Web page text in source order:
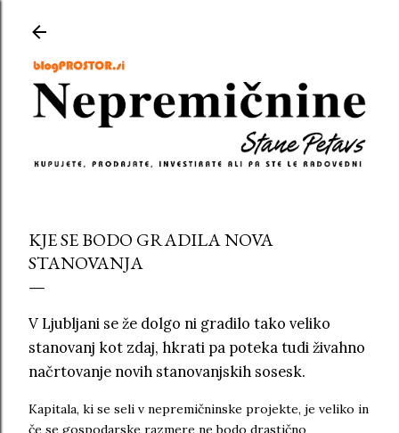
KJE SE BODO GRADILA NOVA
STANOVANJA
V Ljubljani se že dolgo ni gradilo tako veliko
stanovanj kot zdaj, hkrati pa poteka tudi živahno
načrtovanje novih stanovanjskih sosesk.
Kapitala, ki se seli v nepremičninske projekte, je veliko in
če se gospodarske razmere ne bodo drastično